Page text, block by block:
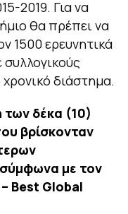
2019. Για να
θα πρέπει να
1500 ερευνητικά
διάστημα.
των δέκα (10)
βρίσκονταν
με τον
– Best Global